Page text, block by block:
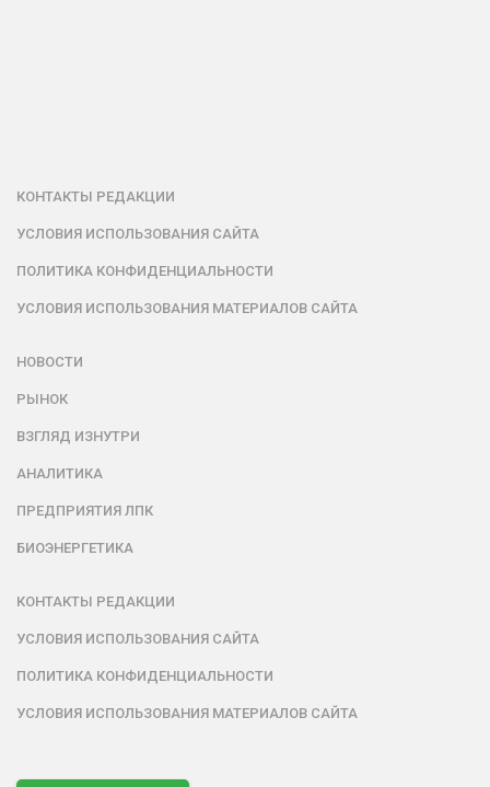
КОНТАКТЫ РЕДАКЦИИ
УСЛОВИЯ ИСПОЛЬЗОВАНИЯ САЙТА
ПОЛИТИКА КОНФИДЕНЦИАЛЬНОСТИ
УСЛОВИЯ ИСПОЛЬЗОВАНИЯ МАТЕРИАЛОВ САЙТА
НОВОСТИ
РЫНОК
ВЗГЛЯД ИЗНУТРИ
АНАЛИТИКА
ПРЕДПРИЯТИЯ ЛПК
БИОЭНЕРГЕТИКА
КОНТАКТЫ РЕДАКЦИИ
УСЛОВИЯ ИСПОЛЬЗОВАНИЯ САЙТА
ПОЛИТИКА КОНФИДЕНЦИАЛЬНОСТИ
УСЛОВИЯ ИСПОЛЬЗОВАНИЯ МАТЕРИАЛОВ САЙТА